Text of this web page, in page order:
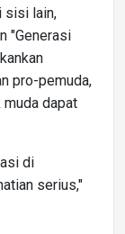
sisi lain,
"Generasi
pro-pemuda,
muda dapat
di
serius,"